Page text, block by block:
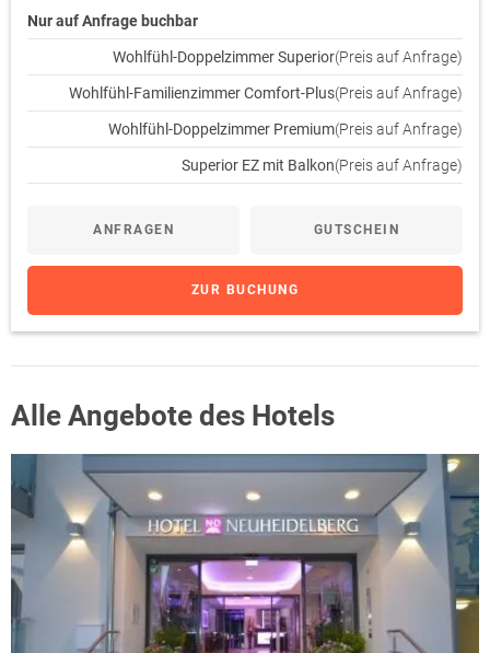
Nur auf Anfrage buchbar
Wohlfühl-Doppelzimmer Superior(Preis auf Anfrage)
Wohlfühl-Familienzimmer Comfort-Plus(Preis auf Anfrage)
Wohlfühl-Doppelzimmer Premium(Preis auf Anfrage)
Superior EZ mit Balkon(Preis auf Anfrage)
ANFRAGEN GUTSCHEIN
ZUR BUCHUNG
Alle Angebote des Hotels